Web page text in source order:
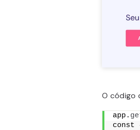
O código
app.
const